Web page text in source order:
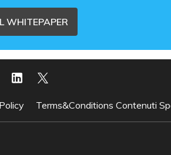
WHITEPAPER
Terms&Conditions Contenuti